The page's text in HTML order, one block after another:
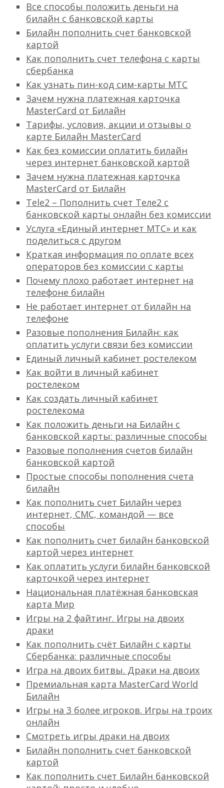
Все способы положить деньги на
билайн с банковской карты
Билайн пополнить счет банковской
картой
Как пополнить счет телефона с карты
сбербанка
Как узнать пин-код сим-карты МТС
Зачем нужна платежная карточка
MasterCard от Билайн
Тарифы, условия, акции и отзывы о
карте Билайн MasterCard
Как без комиссии оплатить билайн
через интернет банковской картой
Зачем нужна платежная карточка
MasterCard от Билайн
Tele2 – Пополнить счет Теле2 с
банковской карты онлайн без комиссии
Услуга «Единый интернет МТС» и как
поделиться с другом
Краткая информация по оплате всех
операторов без комиссии с карты
Почему плохо работает интернет на
телефоне билайн
Не работает интернет от билайн на
телефоне
Разовые пополнения Билайн: как
оплатить услуги связи без комиссии
Единый личный кабинет ростелеком
Как войти в личный кабинет
ростелеком
Как создать личный кабинет
ростелекома
Как положить деньги на Билайн с
банковской карты: различные способы
Разовые пополнения счетов билайн
банковской картой
Простые способы пополнения счета
билайн
Как пополнить счет Билайн через
интернет, СМС, командой — все
способы
Как пополнить счет билайн банковской
картой через интернет
Как оплатить услуги билайн банковской
карточкой через интернет
Национальная платёжная банковская
карта Мир
Игры на 2 файтинг. Игры на двоих
драки
Как пополнить счёт Билайн с карты
Сбербанка: различные способы
Игра на двоих битвы. Драки на двоих
Премиальная карта MasterCard World
Билайн
Игры на 3 более игроков. Игры на троих
онлайн
Смотреть игры драки на двоих
Билайн пополнить счет банковской
картой
Как пополнить счет Билайн банковской